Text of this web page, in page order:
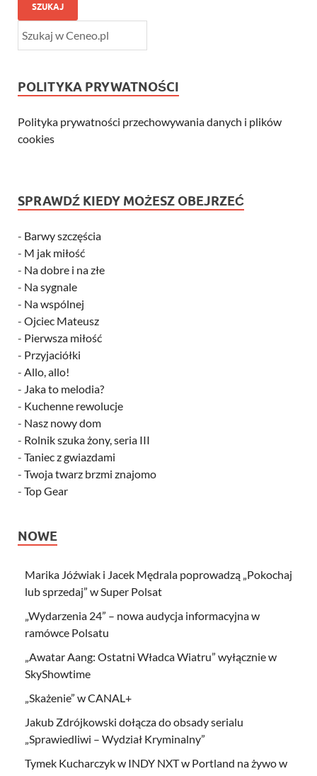
SZUKAJ
POLITYKA PRYWATNOŚCI
Polityka prywatności przechowywania danych i plików
cookies
SPRAWDŹ KIEDY MOŻESZ OBEJRZEĆ
- Barwy szczęścia
- M jak miłość
- Na dobre i na złe
- Na sygnale
- Na wspólnej
- Ojciec Mateusz
- Pierwsza miłość
- Przyjaciółki
- Allo, allo!
- Jaka to melodia?
- Kuchenne rewolucje
- Nasz nowy dom
- Rolnik szuka żony, seria III
- Taniec z gwiazdami
- Twoja twarz brzmi znajomo
- Top Gear
NOWE
Marika Jóźwiak i Jacek Mędrala poprowadzą „Pokochaj
lub sprzedaj” w Super Polsat
„Wydarzenia 24” – nowa audycja informacyjna w
ramówce Polsatu
„Awatar Aang: Ostatni Władca Wiatru” wyłącznie w
SkyShowtime
„Skażenie” w CANAL+
Jakub Zdrójkowski dołącza do obsady serialu
„Sprawiedliwi – Wydział Kryminalny”
Tymek Kucharczyk w INDY NXT w Portland na żywo w